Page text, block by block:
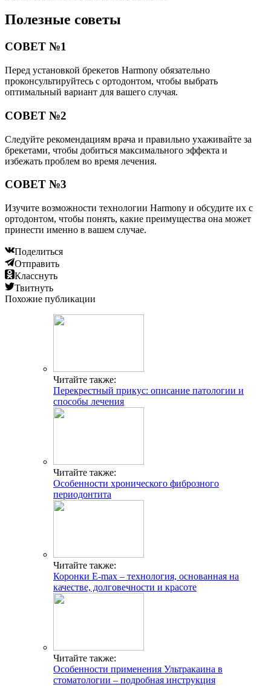
Полезные советы
СОВЕТ №1
Перед установкой брекетов Harmony обязательно
проконсультируйтесь с ортодонтом, чтобы выбрать
оптимальный вариант для вашего случая.
СОВЕТ №2
Следуйте рекомендациям врача и правильно ухаживайте за
брекетами, чтобы добиться максимального эффекта и
избежать проблем во время лечения.
СОВЕТ №3
Изучите возможности технологии Harmony и обсудите их с
ортодонтом, чтобы понять, какие преимущества она может
принести именно в вашем случае.
Поделиться
Отправить
Класснуть
Твитнуть
Похожие публикации
Читайте также:
Перекрестный прикус: описание патологии и
способы лечения
Читайте также:
Особенности хронического фиброзного
периодонтита
Читайте также:
Коронки E-max – технология, основанная на
качестве, долговечности и красоте
Читайте также:
Особенности применения Ультракаина в
стоматологии – подробная инструкция